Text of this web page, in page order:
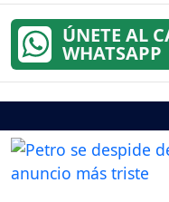
ÚNETE AL
WHATSAPP